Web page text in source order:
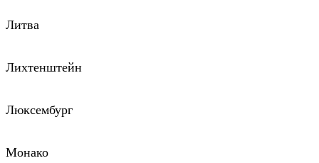
Литва
Лихтенштейн
Люксембург
Монако